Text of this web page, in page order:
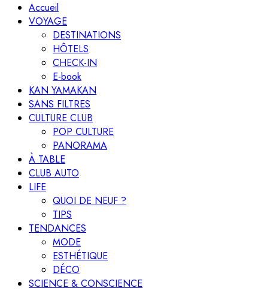
Accueil
VOYAGE
DESTINATIONS
HÔTELS
CHECK-IN
E-book
KAN YAMAKAN
SANS FILTRES
CULTURE CLUB
POP CULTURE
PANORAMA
À TABLE
CLUB AUTO
LIFE
QUOI DE NEUF ?
TIPS
TENDANCES
MODE
ESTHÉTIQUE
DÉCO
SCIENCE & CONSCIENCE